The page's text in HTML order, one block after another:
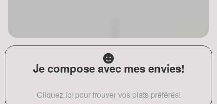
Je compose avec mes envies!
Cliquez ici pour trouver vos plats préférés!